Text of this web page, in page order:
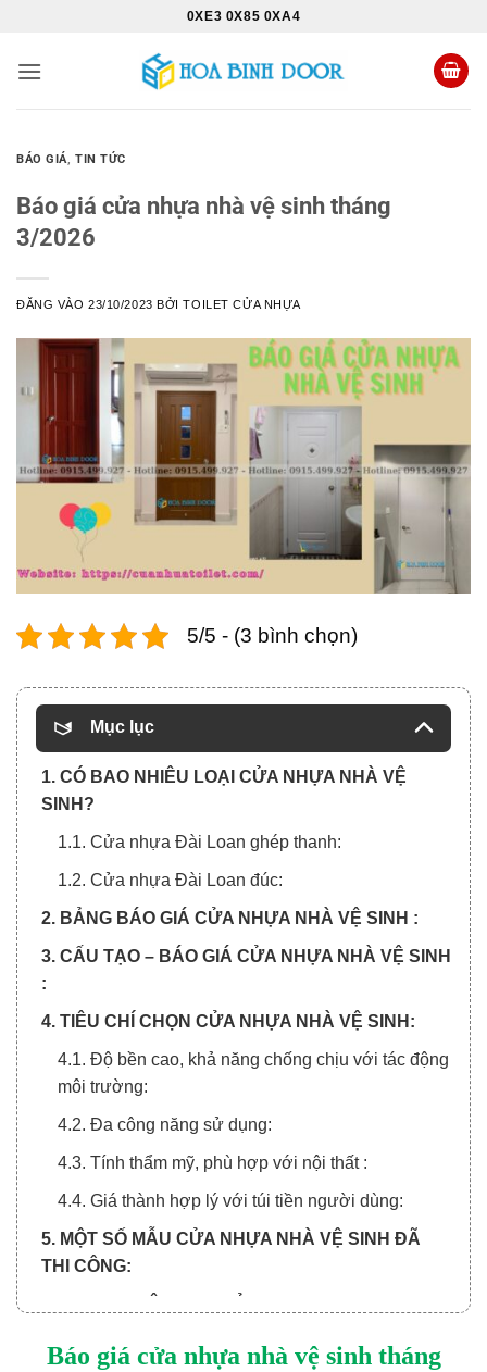
nội
0XE3 0X85 0XA4
BÁO GIÁ,TIN TỨC
Báo giá cửa nhựa nhà vệ sinh tháng
3/2026
ĐĂNG VÀO23/10/2023 BỞITOILET CỬA NHỰA
5/5 - (3 bình chọn)
Mục lục
1. CÓ BAO NHIÊU LOẠI CỬA NHỰA NHÀ VỆ
SINH?
1.1. Cửa nhựa Đài Loan ghép thanh:
1.2. Cửa nhựa Đài Loan đúc:
2. BẢNG BÁO GIÁ CỬA NHỰA NHÀ VỆ SINH :
3. CẤU TẠO – BÁO GIÁ CỬA NHỰA NHÀ VỆ SINH
:
4. TIÊU CHÍ CHỌN CỬA NHỰA NHÀ VỆ SINH:
4.1. Độ bền cao, khả năng chống chịu với tác động
môi trường:
4.2. Đa công năng sử dụng:
4.3. Tính thẩm mỹ, phù hợp với nội thất :
4.4. Giá thành hợp lý với túi tiền người dùng:
5. MỘT SỐ MẪU CỬA NHỰA NHÀ VỆ SINH ĐÃ
THI CÔNG:
7. QUY TRÌNH MUA CỬA VÀ THANH TOÁN:
Báo giá cửa nhựa nhà vệ sinh tháng